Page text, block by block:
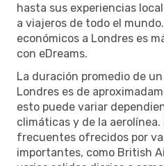
hasta sus experiencias
a viajeros de todo el
económicos a Londres es
con eDreams.
La duración promedio de
Londres es de
esto puede variar
climáticas y de la
frecuentes ofrecidos por
importantes, como British